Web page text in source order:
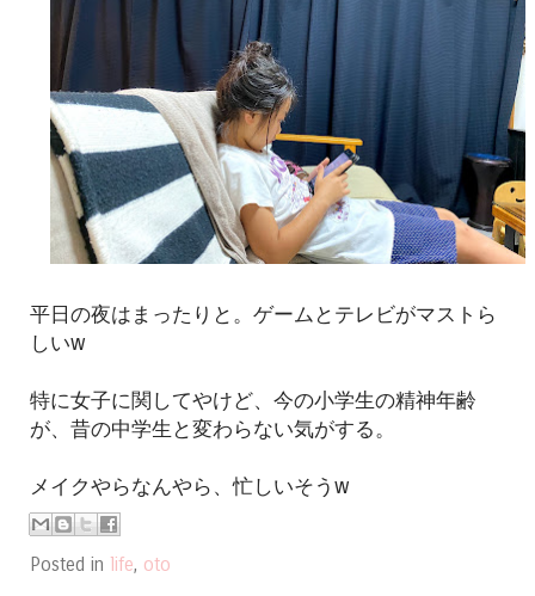
平日の夜はまったりと。ゲームとテレビがマストら
しいw
特に女子に関してやけど、今の小学生の精神年齢
が、昔の中学生と変わらない気がする。
メイクやらなんやら、忙しいそうw
Posted in life, oto